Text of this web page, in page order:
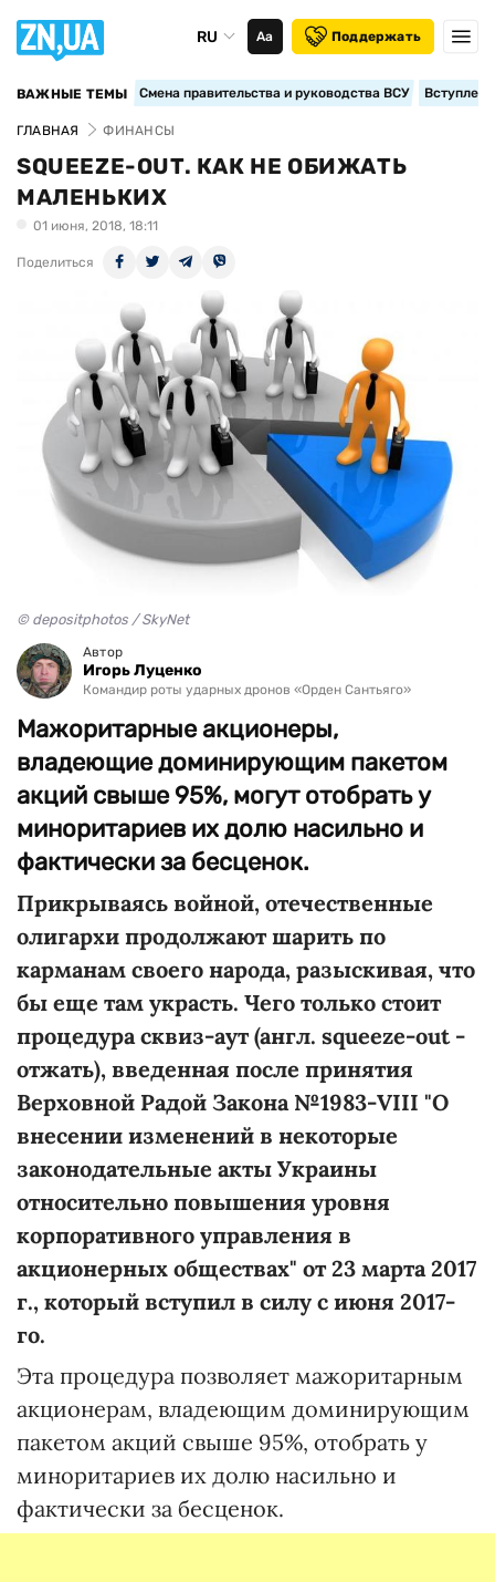
RU Аа Поддержать
ВАЖНЫЕ ТЕМЫ Смена правительства и руководства ВСУ
ГЛАВНАЯ ФИНАНСЫ
SQUEEZE-OUT. КАК НЕ ОБИЖАТЬ
МАЛЕНЬКИХ
01 июня, 2018, 18:11
Поделиться
© depositphotos / SkyNet
Автор
Игорь Луценко
Командир роты ударных дронов «Орден Сантьяго»
Мажоритарные акционеры,
владеющие доминирующим пакетом
акций свыше 95%, могут отобрать у
миноритариев их долю насильно и
фактически за бесценок.
Прикрываясь войной, отечественные
олигархи продолжают шарить по
карманам своего народа, разыскивая, что
бы еще там украсть. Чего только стоит
процедура сквиз-аут (англ. squeeze-out -
отжать), введенная после принятия
Верховной Радой Закона №1983-VIII "О
внесении изменений в некоторые
законодательные акты Украины
относительно повышения уровня
корпоративного управления в
акционерных обществах" от 23 марта 2017
г., который вступил в силу с июня 2017-
го.
Эта процедура позволяет мажоритарным
акционерам, владеющим доминирующим
пакетом акций свыше 95%, отобрать у
миноритариев их долю насильно и
фактически за бесценок.